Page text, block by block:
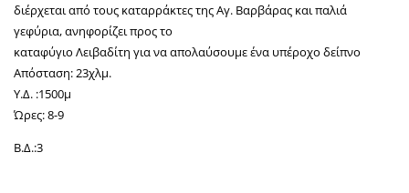
διέρχεται από τους καταρράκτες της Αγ. Βαρβάρας και παλιά
γεφύρια, ανηφορίζει προς το
καταφύγιο Λειβαδίτη για να απολαύσουμε ένα υπέροχο δείπνο
Απόσταση: 23χλμ.
Υ.Δ. :1500μ
Ώρες: 8-9
Β.Δ.:3